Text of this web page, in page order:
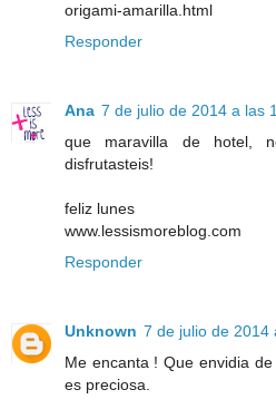
origami-amarilla.html
Responder
Ana 7 de julio de 2014 a las
que maravilla de hotel,
disfrutasteis!
feliz lunes
www.lessismoreblog.com
Responder
Unknown 7 de julio de 2014
Me encanta ! Que envidia
es preciosa.